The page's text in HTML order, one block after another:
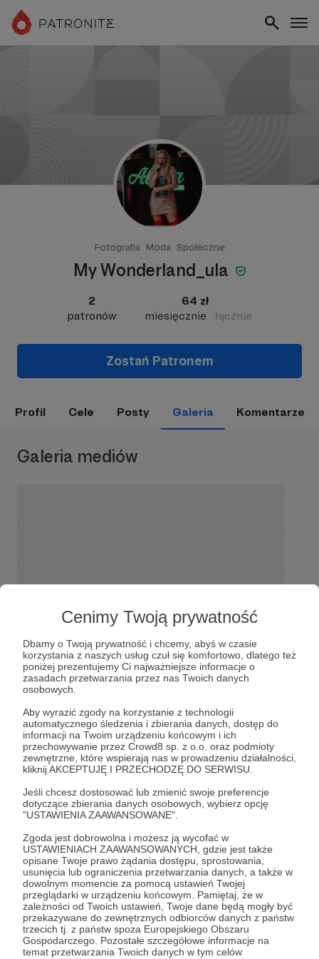
Cenimy Twoją prywatność
Dbamy o Twoją prywatność i chcemy, abyś w czasie
korzystania z naszych usług czuł się komfortowo, dlatego też
poniżej prezentujemy Ci najważniejsze informacje o
zasadach przetwarzania przez nas Twoich danych
osobowych.
Aby wyrazić zgody na korzystanie z technologii
automatycznego śledzenia i zbierania danych, dostęp do
informacji na Twoim urządzeniu końcowym i ich
przechowywanie przez Crowd8 sp. z o.o. oraz podmioty
zewnętrzne, które wspierają nas w prowadzeniu działalności,
kliknij AKCEPTUJĘ I PRZECHODZĘ DO SERWISU.
Jeśli chcesz dostosować lub zmienić swoje preferencje
dotyczące zbierania danych osobowych, wybierz opcję
"USTAWIENIA ZAAWANSOWANE".
Zgoda jest dobrowolna i możesz ją wycofać w
USTAWIENIACH ZAAWANSOWANYCH, gdzie jest także
opisane Twoje prawo żądania dostępu, sprostowania,
usunięcia lub ograniczenia przetwarzania danych, a także w
dowolnym momencie za pomocą ustawień Twojej
przeglądarki w urządzeniu końcowym. Pamiętaj, że w
zależności od Twoich ustawień, Twoje dane będą mogły być
przekazywane do zewnętrznych odbiorców danych z państw
trzecich tj. z państw spoza Europejskiego Obszaru
Gospodarczego. Pozostałe szczegółowe informacje na
temat przetwarzania Twoich danych w tym celów
Fotografia Moda Społeczne
My Wonderland_ula
2
patronów
64 zł
miesięcznie
łącznie
Zostań Patronem
Profil Cele Posty Galeria Komentarze
Galeria mediów
Dołącz do grona Patronów!
Wesprzyj działalność AutoraMy Wonderland_ula
teraz!
Zostań Patronem